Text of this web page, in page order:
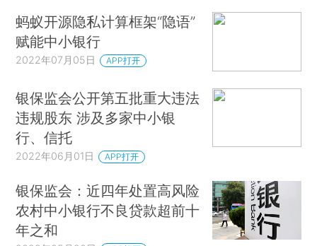
蚂蚁开源隐私计算框架“隐语”
赋能中小银行
2022年07月05日 APP打开
银保监会公开第五批重大违法
违规股东 涉及多家中小银
行、信托
2022年06月01日 APP打开
银保监会：近四年处置高风险
农村中小银行不良贷款超前十
年之和